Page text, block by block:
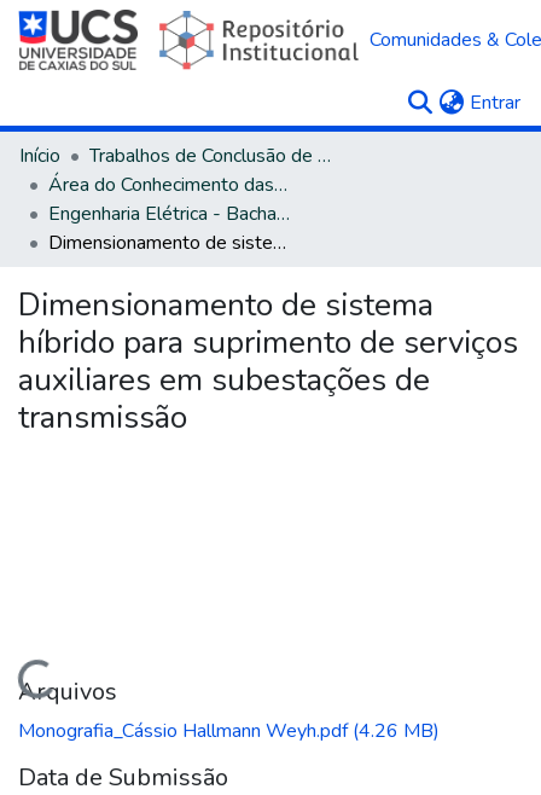
Comunidades &
Entrar
Início
Trabalhos de Conclusão de Curso
Área do Conhecimento das Engenharias
Engenharia Elétrica - Bacharelado
Dimensionamento de sistema híbrido para suprimento de serviços auxiliares em subestações de transmissão
Dimensionamento de sistema
híbrido para suprimento de serviços
auxiliares em subestações de
transmissão
Arquivos
Monografia_Cássio Hallmann Weyh.pdf(4.26 MB)
Data de Submissão